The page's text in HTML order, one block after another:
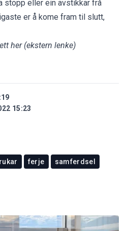
stopp eller ein avstikkar frå
er å kome fram til slutt,
her(ekstern lenke)
15:23
ferje samferdsel